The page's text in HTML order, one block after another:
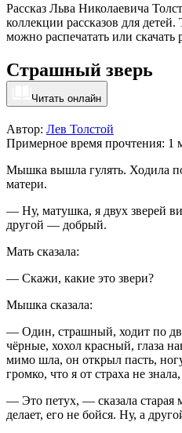
Рассказ Льва Николаевича
коллекции рассказов для
можно распечатать или скачать
Страшный зверь
Читать онлайн
Автор: Лев Толстой
Примерное время прочтения: 1
Мышка вышла гулять. Ходила
матери.
— Ну, матушка, я двух зверей
другой — добрый.
Мать сказала:
— Скажи, какие это звери?
Мышка сказала:
— Один, страшный, ходит по
чёрные, хохол красный, глаза
мимо шла, он открыл пасть,
громко, что я от страха не
— Это петух, — сказала
делает, его не бойся. Ну, а